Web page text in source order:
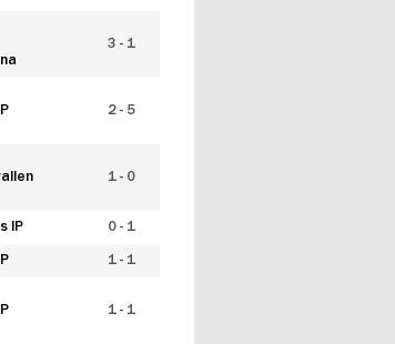
3 - 1
2 - 5
1 - 0
IP 0 - 1
1 - 1
1 - 1